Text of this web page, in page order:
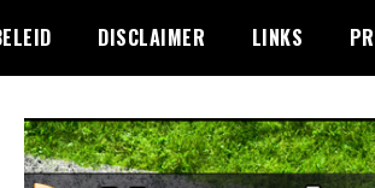
DISCLAIMER LINKS